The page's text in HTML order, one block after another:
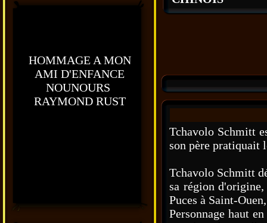
HOMMAGE A MON
AMI D'ENFANCE
NOUNOURS
RAYMOND RUST
Tchavolo Schmitt
son père pratiquait
Tchavolo Schmitt
sa région
Puces à Saint-
Personnage haut